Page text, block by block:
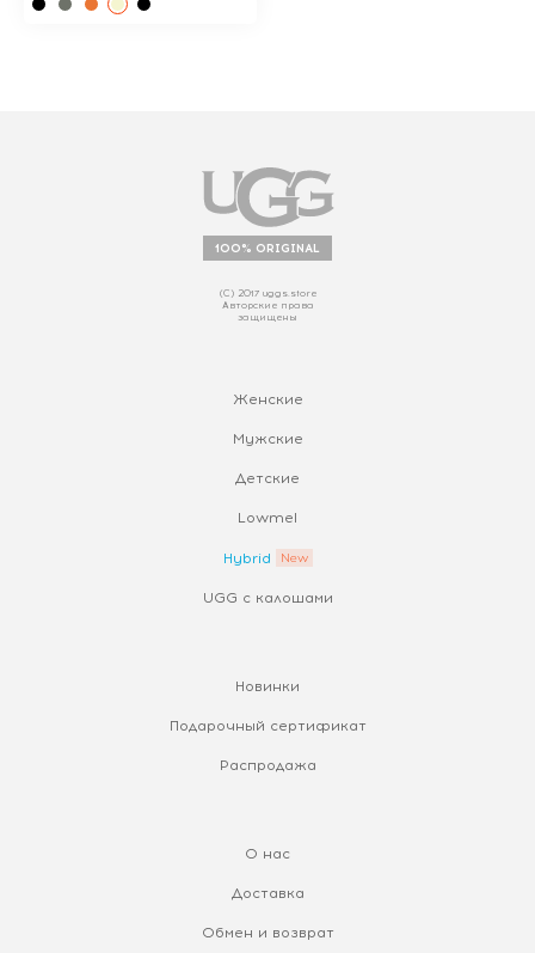
100% ORIGINAL
(С) 2017 uggs.store
Авторские права
защищены
Женские
Мужские
Детские
Lowmel
Hybrid
UGG с калошами
Новинки
Подарочный сертификат
Распродажа
О нас
Доставка
Обмен и возврат